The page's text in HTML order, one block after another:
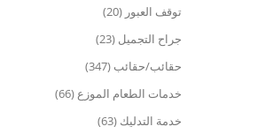
توقف العبور (20)
جراح التجميل (23)
حقائب/حقائب (347)
خدمات الطعام الموزع (66)
خدمة التدليك (63)